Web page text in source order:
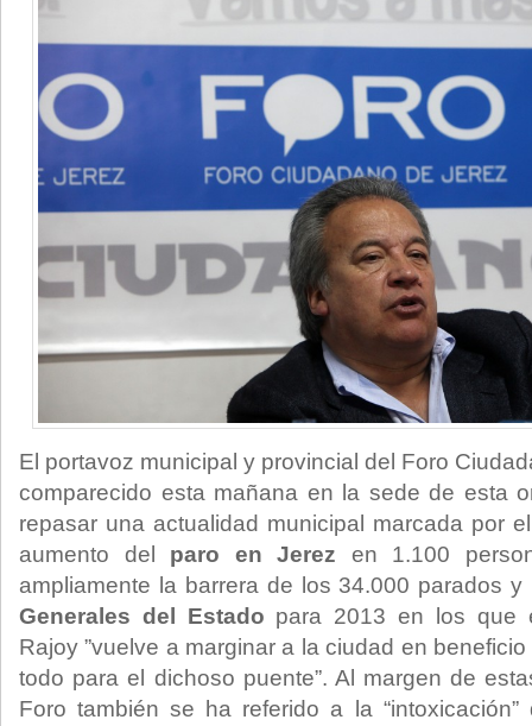
El portavoz municipal y provincial del Foro
comparecido esta mañana en la sede de esta
repasar una actualidad municipal marcada por
aumento del paro en Jerez en 1.100
ampliamente la barrera de los 34.000 parados
Generales del Estado para 2013 en los que
Rajoy ”vuelve a marginar a la ciudad en
todo para el dichoso puente”. Al margen de
Foro también se ha referido a la